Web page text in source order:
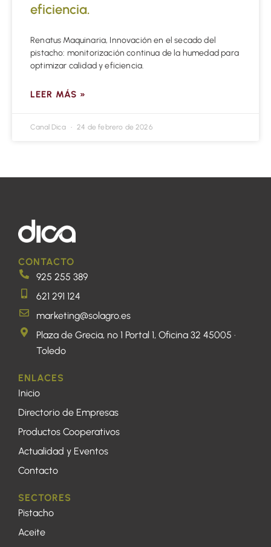
eficiencia.
Renatus Maquinaria, Innovación en el secado del
pistacho: monitorización continua de la humedad para
optimizar calidad y eficiencia.
LEER MÁS »
Canal Dica 24 de febrero de 2026
CONTACTO
925 255 389
621 291 124
marketing@solagro.es
Plaza de Grecia, nº 1 Portal 1, Oficina 32 45005 ·
Toledo
ENLACES
Inicio
Directorio de Empresas
Productos Cooperativos
Actualidad y Eventos
Contacto
SECTORES
Pistacho
Aceite